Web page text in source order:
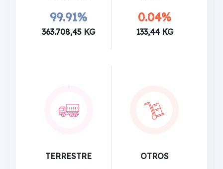
99.91%
363.708,45 KG
0.04%
133,44 KG
TERRESTRE OTROS